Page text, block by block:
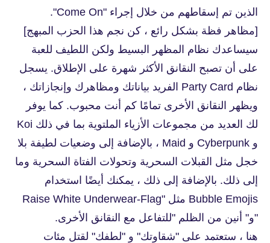
الذين تم إسقاطهم من خلال إجراء "Come On".
[مظاهر فظة بشكل رائع ، كن نجم هذا الحزب المبهج]
سيساعدك نظام المظهر البسيط ولكن اللطيف للعبة
على أن تصبح النقانق الأكثر شهرة على الإطلاق. يسجل
نظام Party Card الفريد بياناتك ومظاهرك وإنجازاتك ،
ويظهر النقانق الأخرى تمامًا كم أنت محبوب. كما يوفر
لك العديد من مجموعات الأزياء الملتوية بما في ذلك Koi
و Cyberpunk و Maid ، بالإضافة إلى وضعيات لطيفة بلا
خجل مثل القبلات السحرية وتحولات الفتاة السحرية وما
إلى ذلك. بالإضافة إلى ذلك ، يمكنك أيضًا استخدام
Bubble Emojis مثل "Raise White Underwear-Flag
"و" أنين من الظلم "للتفاعل مع النقانق الأخرى.
هنا ، ستعتمد على "شقاوتك" و "لطفك" لقتل مئات